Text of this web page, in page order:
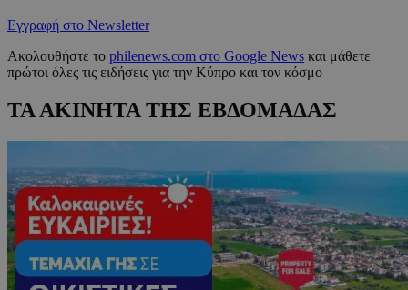
Εγγραφή στο Newsletter
Ακολουθήστε το philenews.com στο Google News και μάθετε
πρώτοι όλες τις ειδήσεις για την Κύπρο και τον κόσμο
ΤΑ ΑΚΙΝΗΤΑ ΤΗΣ ΕΒΔΟΜΑΔΑΣ